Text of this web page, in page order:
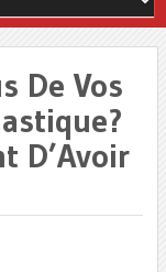
De Vos
D’Avoir